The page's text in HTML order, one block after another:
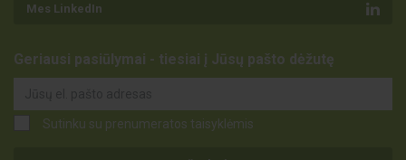
Mes LinkedIn
Geriausi pasiūlymai - tiesiai į Jūsų pašto dėžutę
Sutinku su prenumeratos taisyklėmis